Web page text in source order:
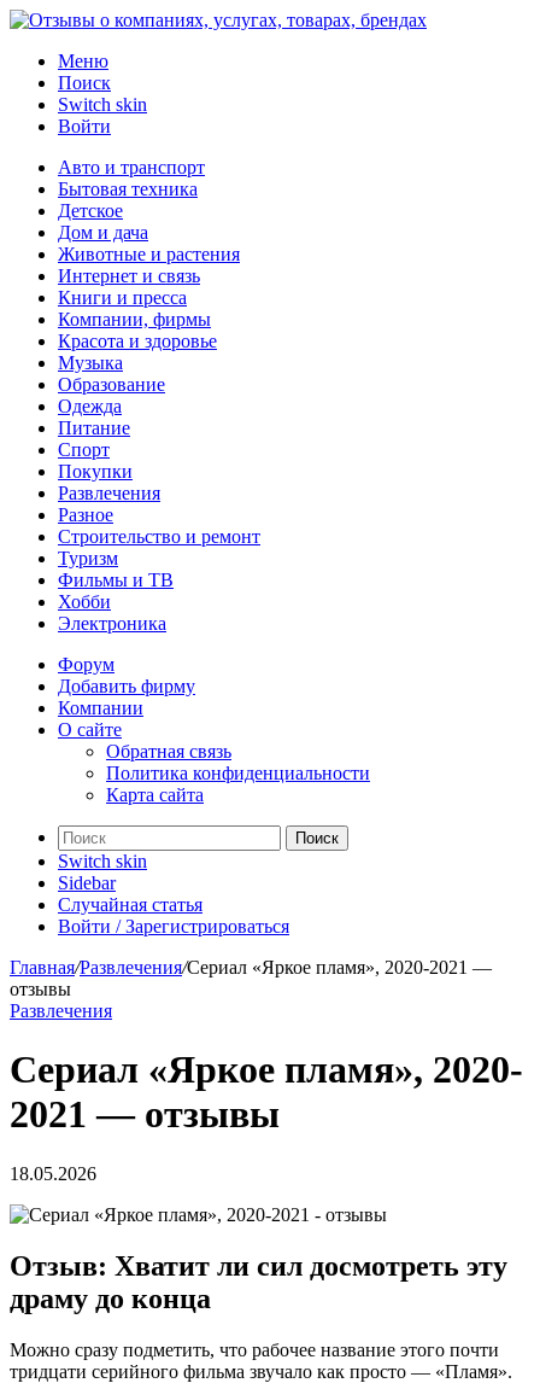
Меню
Поиск
Switch skin
Войти
Авто и транспорт
Бытовая техника
Детское
Дом и дача
Животные и растения
Интернет и связь
Книги и пресса
Компании, фирмы
Красота и здоровье
Музыка
Образование
Одежда
Питание
Спорт
Покупки
Развлечения
Разное
Строительство и ремонт
Туризм
Фильмы и ТВ
Хобби
Электроника
Форум
Добавить фирму
Компании
О сайте
Обратная связь
Политика конфиденциальности
Карта сайта
Поиск
Switch skin
Sidebar
Случайная статья
Войти / Зарегистрироваться
Главная/Развлечения/Сериал «Яркое пламя», 2020-2021 —
отзывы
Развлечения
Сериал «Яркое пламя», 2020-
2021 — отзывы
18.05.2026
Отзыв: Хватит ли сил досмотреть эту
драму до конца
Можно сразу подметить, что рабочее название этого почти
тридцати серийного фильма звучало как просто — «Пламя».